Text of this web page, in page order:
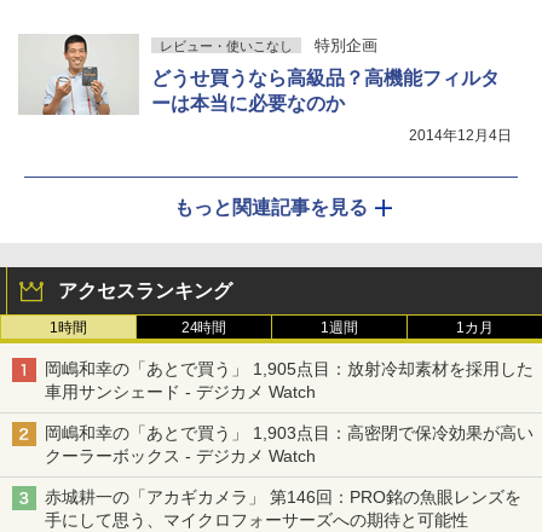
レビュー・使いこなし 特別企画
どうせ買うなら高級品？高機能フィルタ
ーは本当に必要なのか
2014年12月4日
もっと関連記事を見る
アクセスランキング
1時間 24時間 1週間 1カ月
岡嶋和幸の「あとで買う」 1,905点目：放射冷却素材を採用した
車用サンシェード - デジカメ Watch
岡嶋和幸の「あとで買う」 1,903点目：高密閉で保冷効果が高い
クーラーボックス - デジカメ Watch
赤城耕一の「アカギカメラ」 第146回：PRO銘の魚眼レンズを
手にして思う、マイクロフォーサーズへの期待と可能性